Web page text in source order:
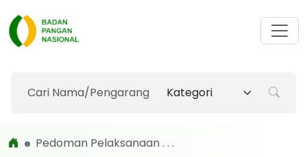
Pedoman Pelaksanaan . . .